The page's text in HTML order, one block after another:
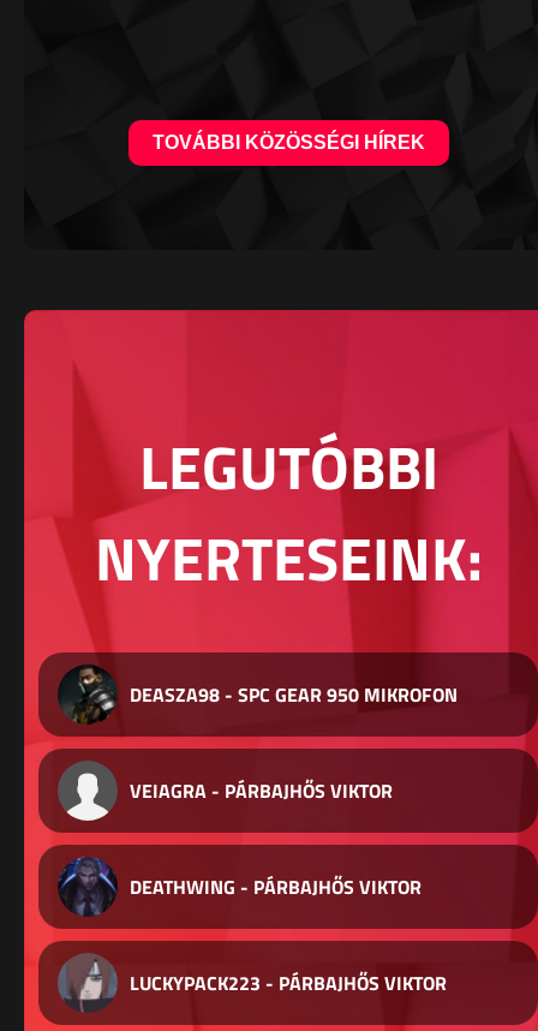
TOVÁBBI KÖZÖSSÉGI HÍREK
LEGUTÓBBI
NYERTESEINK:
DEASZA98 - SPC GEAR 950 MIKROFON
VEIAGRA - PÁRBAJHŐS VIKTOR
DEATHWING - PÁRBAJHŐS VIKTOR
LUCKYPACK223 - PÁRBAJHŐS VIKTOR